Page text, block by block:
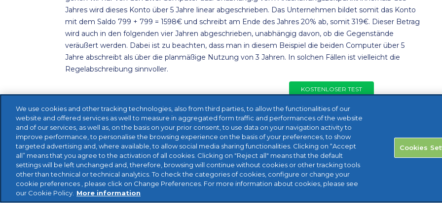
Jahres wird dieses Konto über 5 Jahre linear abgeschrieben. Das Unternehmen bildet somit das Konto
mit dem Saldo 799 + 799 = 1598€ und schreibt am Ende des Jahres 20% ab, somit 319€. Dieser Betrag
wird auch in den folgenden vier Jahren abgeschrieben, unabhängig davon, ob die Gegenstände
veräußert werden. Dabei ist zu beachten, dass man in diesem Beispiel die beiden Computer über 5
Jahre abschreibt als über die planmäßige Nutzung von 3 Jahren. In solchen Fällen ist vielleicht die
Regelabschreibung sinnvoller.
KOSTENLOSER TEST
We use cookies and other tracking technologies, also from third parties, to allow the functionalities of our
website and offered services as well to measure in aggregated form traffic and performances of the website
and of our services, as well as, on the basis on your prior consent, to use data on your navigation activity to
improve performance, to personalise the browsing experience on the basis of your preferences, to show
targeted advertising and, where available, to allow social media sharing functionalities. Clicking on “Accept
all” means that you agree to the activation of all cookies. Clicking on "Reject all" means that the default
settings will be left unchanged and, therefore, browsing will continue without cookies or other tracking tools
other than technical or technical analytics. To check the categories of cookies, configure or change your
cookie preferences , please click on Change Preferences. For more information about cookies, please see
our Cookie Policy. More information
Cookies